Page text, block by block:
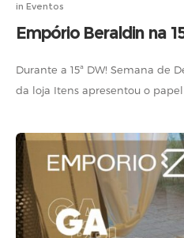
in Eventos
Empório Beraldin na
Durante a 15ª DW! Semana de
da loja Itens apresentou o